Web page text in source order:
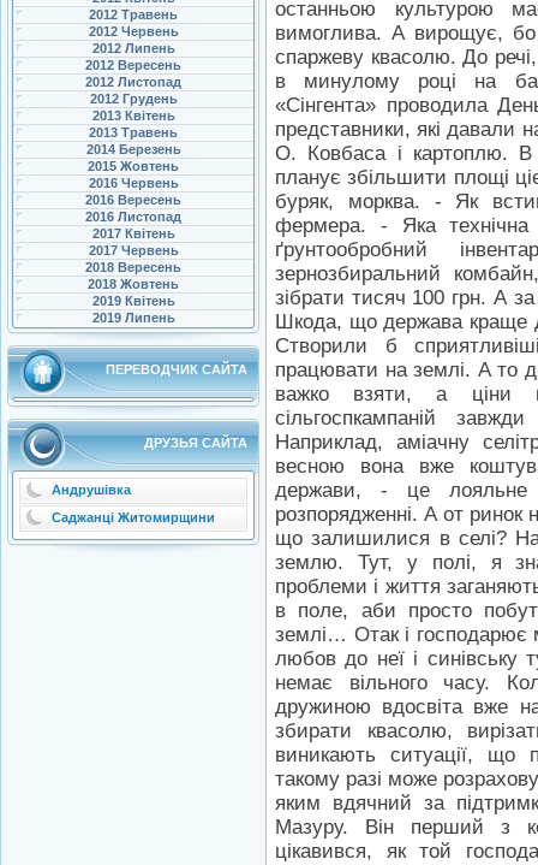
2012 Травень
2012 Червень
2012 Липень
2012 Вересень
2012 Листопад
2012 Грудень
2013 Квітень
2013 Травень
2014 Березень
2015 Жовтень
2016 Червень
2016 Вересень
2016 Листопад
2017 Квітень
2017 Червень
2018 Вересень
2018 Жовтень
2019 Квітень
2019 Липень
ПЕРЕВОДЧИК САЙТА
ДРУЗЬЯ САЙТА
Андрушівка
Саджанці Житомирщини
останньою культурою
вимоглива. А вирощує, бо
спаржеву квасолю. До
в минулому році на
«Сінгента» проводила
представники, які давали
О. Ковбаса і картоплю.
планує збільшити площі
буряк, морква. - Як
фермера. - Яка
ґрунтообробний
зернозбиральний
зібрати тисяч 100 грн. А
Шкода, що держава краще
Створили б
працювати на землі. А то
важко взяти, а ціни
сільгоспкампаній
Наприклад, аміачну
весною вона вже
держави, - це лояльне
розпорядженні. А от ринок
що залишилися в селі?
землю. Тут, у полі, я
проблеми і життя
в поле, аби просто
землі… Отак і господарює
любов до неї і
немає вільного часу.
дружиною вдосвіта вже
збирати квасолю,
виникають ситуації, що
такому разі може
яким вдячний за
Мазуру. Він перший з
цікавився, як той